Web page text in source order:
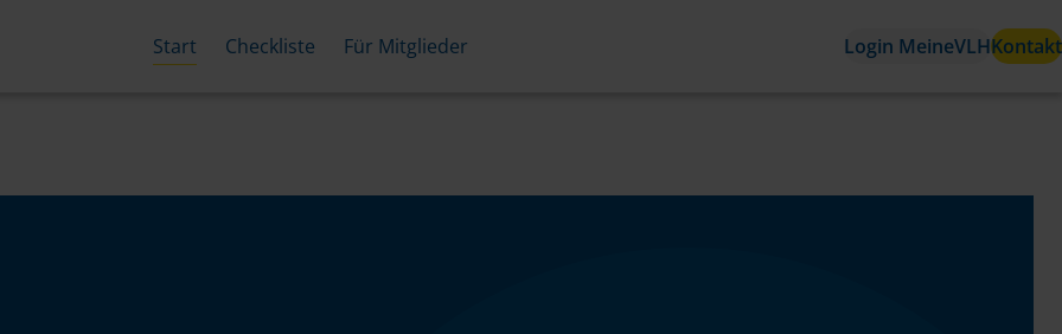
Start Checkliste Für Mitglieder Login MeineVLHKontakt